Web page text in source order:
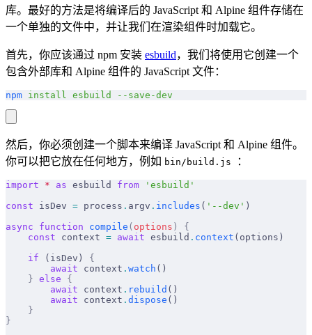
库。最好的方法是将编译后的 JavaScript 和 Alpine 组件存储在
一个单独的文件中，并让我们在渲染组件时加载它。
首先，你应该通过 npm 安装 esbuild，我们将使用它创建一个
包含外部库和 Alpine 组件的 JavaScript 文件：
npm install esbuild --save-dev
然后，你必须创建一个脚本来编译 JavaScript 和 Alpine 组件。
你可以把它放在任何地方，例如 bin/build.js ：
import * as esbuild from 'esbuild'
const isDev = process . argv . includes ( '--dev' )
async function compile ( options )
{
    const
context = await esbuild . context (options)
    if
(isDev) {
        await
context . watch ()
    }
else {
        await
context . rebuild ()
        await
context . dispose ()
    }
}